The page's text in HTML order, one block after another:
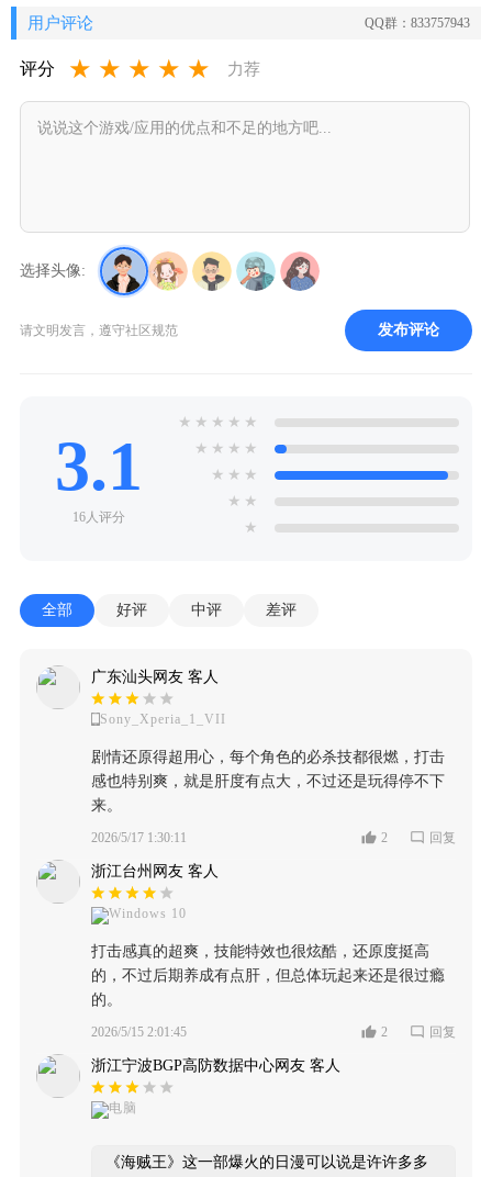
用户评论 QQ群：833757943
评分 ★ ★ ★ ★ ★ 力荐
选择头像:
请文明发言，遵守社区规范 发布评论
3.1
16人评分
★ ★ ★ ★ ★
★ ★ ★ ★
★ ★ ★
★ ★
★
全部 好评 中评 差评
广东汕头网友 客人
Sony_Xperia_1_VII
剧情还原得超用心，每个角色的必杀技都很燃，打击
感也特别爽，就是肝度有点大，不过还是玩得停不下
来。
2026/5/17 1:30:11 2 回复
浙江台州网友 客人
Windows 10
打击感真的超爽，技能特效也很炫酷，还原度挺高
的，不过后期养成有点肝，但总体玩起来还是很过瘾
的。
2026/5/15 2:01:45 2 回复
浙江宁波BGP高防数据中心网友 客人
电脑
《海贼王》这一部爆火的日漫可以说是许许多多